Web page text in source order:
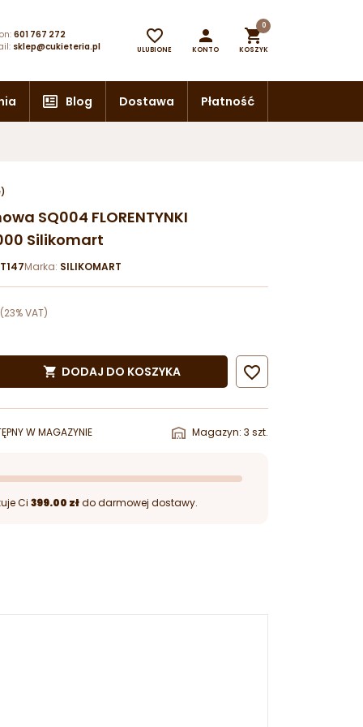
601 767 272
sklep@cukieteria.pl

ULUBIONE

KONTO

0
KOSZYK
Blog Dostawa Płatność
SQ004 FLORENTYNKI
Silikomart
Marka: SILIKOMART
(23% VAT)
 DODAJ DO KOSZYKA 
W MAGAZYNIE Magazyn: 3 szt.
Ci 399.00 złdo darmowej dostawy.